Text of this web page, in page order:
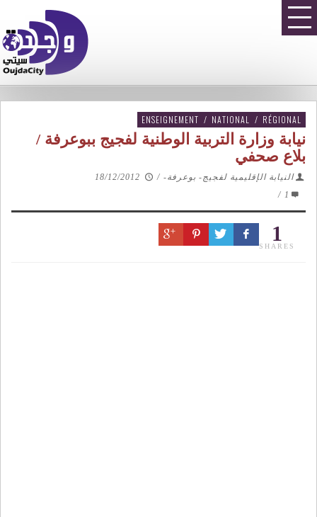
ENSEIGNEMENT / NATIONAL / RÉGIONAL
نيابة وزارة التربية الوطنية لفجيج ببوعرفة /
بلاع صحفي
النيابة الإقليمية لفجيج- بوعرفة- /
18/12/2012
1
/
1
SHARES